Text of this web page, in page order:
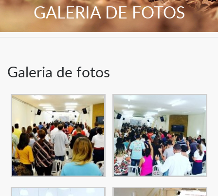
GALERIA DE FOTOS
Galeria de fotos